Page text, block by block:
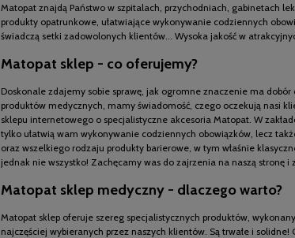
Matopat znajdą Państwo w szpitalach, przychodniach, gabinetach
produkty opatrunkowe, ułatwiające wykonywanie codziennych
świadczą setki zadowolonych klientów... Wysoka jakość w
Matopat sklep - co oferujemy?
Doskonale zdajemy sobie sprawę, jak ogromne znaczenie ma
produktów medycznych, mamy świadomość, czego oczekują nasi
sklepu internetowego o specjalistyczne akcesoria Matopat. W
tylko ułatwią wam wykonywanie codziennych obowiązków, lecz
oraz wszelkiego rodzaju produkty barierowe, w tym właśnie
jednak nie wszystko! Zachęcamy was do zajrzenia na naszą stronę
Matopat sklep medyczny - dlaczego warto?
Matopat sklep oferuje szereg specjalistycznych produktów,
najczęściej wybieranych przez naszych klientów. Są trwałe i